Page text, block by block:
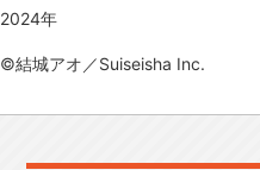
2024年
©結城アオ／Suiseisha Inc.